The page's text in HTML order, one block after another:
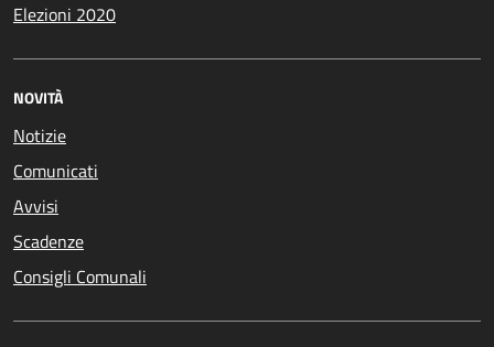
Elezioni 2020
NOVITÀ
Notizie
Comunicati
Avvisi
Scadenze
Consigli Comunali